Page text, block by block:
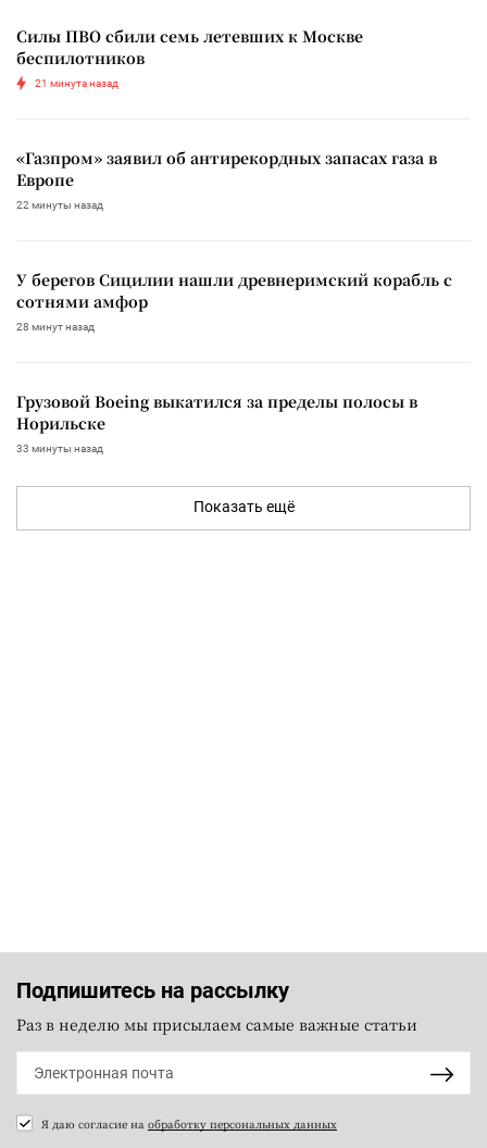
Силы ПВО сбили семь летевших к Москве
беспилотников
21 минута назад
«Газпром» заявил об антирекордных запасах газа в
Европе
22 минуты назад
У берегов Сицилии нашли древнеримский корабль с
сотнями амфор
28 минут назад
Грузовой Boeing выкатился за пределы полосы в
Норильске
33 минуты назад
Показать ещё
Подпишитесь на рассылку
Раз в неделю мы присылаем самые важные статьи
Я даю согласие на обработку персональных данных